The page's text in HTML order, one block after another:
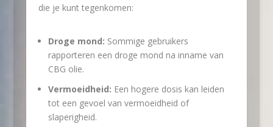
die je kunt tegenkomen:
Droge mond: Sommige gebruikers
rapporteren een droge mond na inname van
CBG olie.
Vermoeidheid: Een hogere dosis kan leiden
tot een gevoel van vermoeidheid of
slaperigheid.